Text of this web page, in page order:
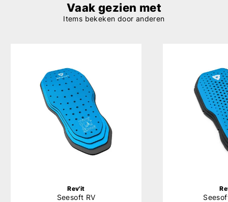
Vaak gezien met
Items bekeken door anderen
Rev'it
Seesoft RV